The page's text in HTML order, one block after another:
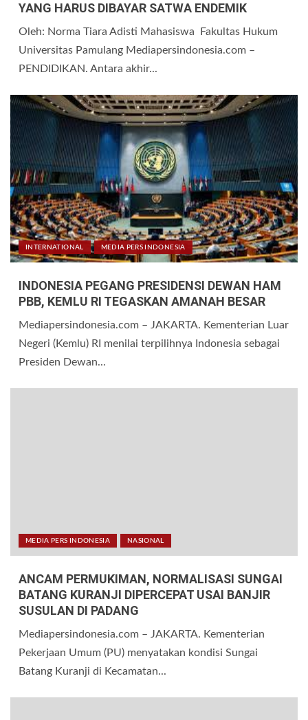
YANG HARUS DIBAYAR SATWA ENDEMIK
Oleh: Norma Tiara Adisti Mahasiswa Fakultas Hukum
Universitas Pamulang Mediapersindonesia.com –
PENDIDIKAN. Antara akhir...
INTERNATIONAL MEDIA PERS INDONESIA
INDONESIA PEGANG PRESIDENSI DEWAN HAM
PBB, KEMLU RI TEGASKAN AMANAH BESAR
Mediapersindonesia.com – JAKARTA. Kementerian Luar
Negeri (Kemlu) RI menilai terpilihnya Indonesia sebagai
Presiden Dewan...
MEDIA PERS INDONESIA NASIONAL
ANCAM PERMUKIMAN, NORMALISASI SUNGAI
BATANG KURANJI DIPERCEPAT USAI BANJIR
SUSULAN DI PADANG
Mediapersindonesia.com – JAKARTA. Kementerian
Pekerjaan Umum (PU) menyatakan kondisi Sungai
Batang Kuranji di Kecamatan...